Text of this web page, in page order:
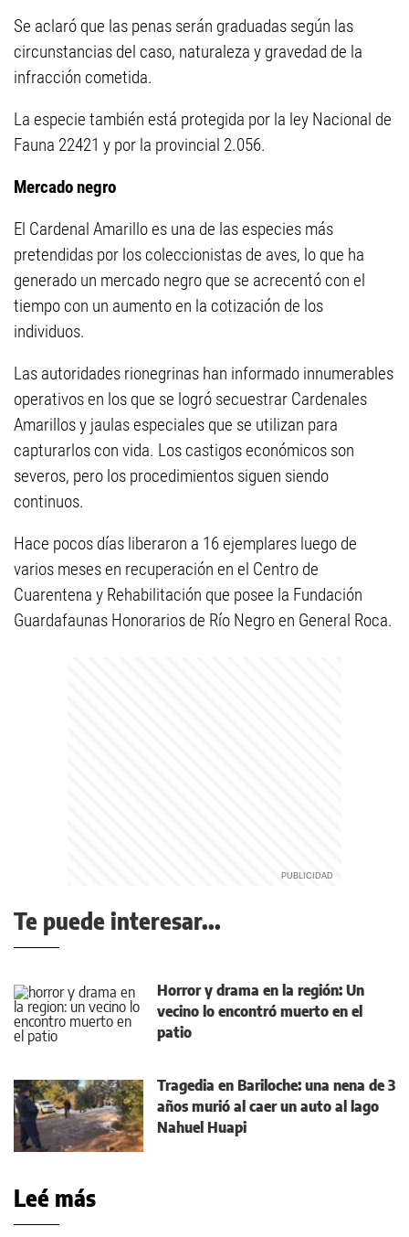
Se aclaró que las penas serán graduadas según las
circunstancias del caso, naturaleza y gravedad de la
infracción cometida.
La especie también está protegida por la ley Nacional de
Fauna 22421 y por la provincial 2.056.
Mercado negro
El Cardenal Amarillo es una de las especies más
pretendidas por los coleccionistas de aves, lo que ha
generado un mercado negro que se acrecentó con el
tiempo con un aumento en la cotización de los
individuos.
Las autoridades rionegrinas han informado innumerables
operativos en los que se logró secuestrar Cardenales
Amarillos y jaulas especiales que se utilizan para
capturarlos con vida. Los castigos económicos son
severos, pero los procedimientos siguen siendo
continuos.
Hace pocos días liberaron a 16 ejemplares luego de
varios meses en recuperación en el Centro de
Cuarentena y Rehabilitación que posee la Fundación
Guardafaunas Honorarios de Río Negro en General Roca.
Te puede interesar...
Horror y drama en la región: Un
vecino lo encontró muerto en el
patio
Tragedia en Bariloche: una nena de 3
años murió al caer un auto al lago
Nahuel Huapi
Leé más